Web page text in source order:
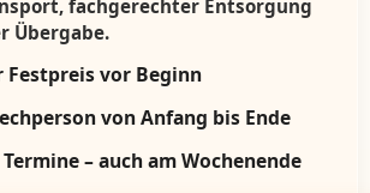
fachgerechter Entsorgung
Übergabe.
vor Beginn
von Anfang bis Ende
– auch am Wochenende